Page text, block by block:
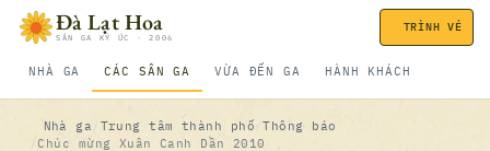
Bỏ qua nội dungĐà Lạt Hoa
SÂN GA KÝ ỨC · 2006
NHÀ GA CÁC SÂN GA VỪA ĐẾN GA HÀNH KHÁCH
TRÌNH VÉ
Nhà ga Trung tâm thành phố
Thông báo
Chúc mừng Xuân Canh Dần 2010